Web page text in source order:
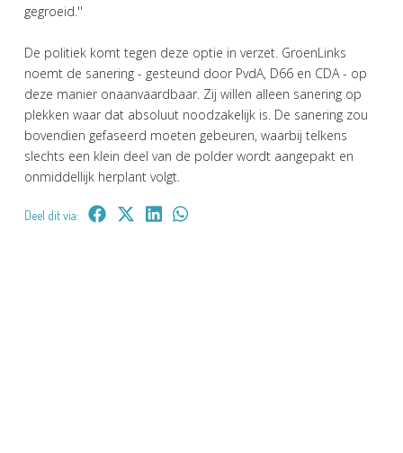
gegroeid.''
De politiek komt tegen deze optie in verzet. GroenLinks
noemt de sanering - gesteund door PvdA, D66 en CDA - op
deze manier onaanvaardbaar. Zij willen alleen sanering op
plekken waar dat absoluut noodzakelijk is. De sanering zou
bovendien gefaseerd moeten gebeuren, waarbij telkens
slechts een klein deel van de polder wordt aangepakt en
onmiddellijk herplant volgt.
Deel dit via: